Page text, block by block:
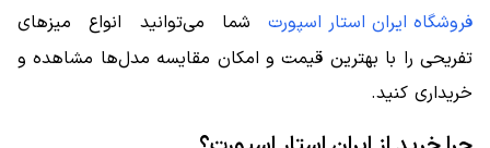
فروشگاه ایران استار اسپورت شما می‌توانید انواع میزهای
تفریحی را با بهترین قیمت و امکان مقایسه مدل‌ها مشاهده و
خریداری کنید.